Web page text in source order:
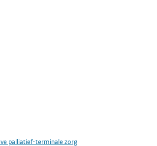
palliatief-terminale zorg